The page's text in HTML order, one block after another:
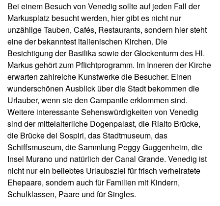
Bei einem Besuch von Venedig sollte auf jeden Fall der
Markusplatz besucht werden, hier gibt es nicht nur
unzählige Tauben, Cafés, Restaurants, sondern hier steht
eine der bekanntest italienischen Kirchen. Die
Besichtigung der Basilika sowie der Glockenturm des Hl.
Markus gehört zum Pflichtprogramm. Im Inneren der Kirche
erwarten zahlreiche Kunstwerke die Besucher. Einen
wunderschönen Ausblick über die Stadt bekommen die
Urlauber, wenn sie den Campanile erklommen sind.
Weitere interessante Sehenswürdigkeiten von Venedig
sind der mittelalterliche Dogenpalast, die Rialto Brücke,
die Brücke dei Sospiri, das Stadtmuseum, das
Schiffsmuseum, die Sammlung Peggy Guggenheim, die
Insel Murano und natürlich der Canal Grande. Venedig ist
nicht nur ein beliebtes Urlaubsziel für frisch verheiratete
Ehepaare, sondern auch für Familien mit Kindern,
Schulklassen, Paare und für Singles.